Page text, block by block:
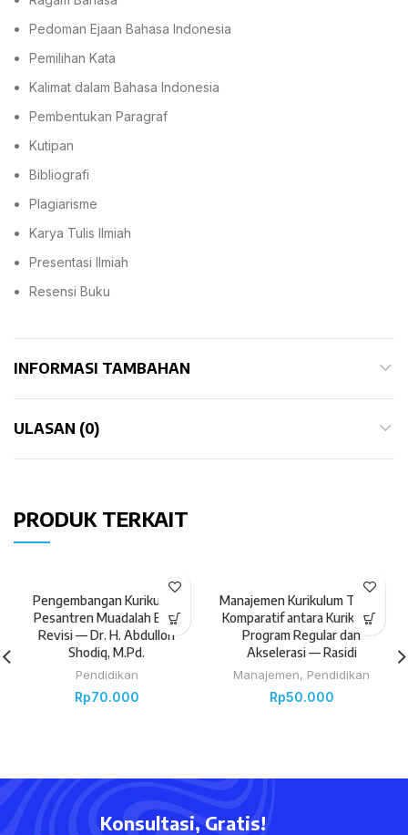
Pedoman Ejaan Bahasa Indonesia
Pemilihan Kata
Kalimat dalam Bahasa Indonesia
Pembentukan Paragraf
Kutipan
Bibliografi
Plagiarisme
Karya Tulis Ilmiah
Presentasi Ilmiah
Resensi Buku
INFORMASI TAMBAHAN
ULASAN (0)
PRODUK TERKAIT
Pengembangan Kurikulum
Pesantren Muadalah Edisi
Revisi — Dr. H. Abdulloh
Shodiq, M.Pd.
Pendidikan
Rp70.000
Manajemen Kurikulum Telaah
Komparatif antara Kurikulum
Program Regular dan
Akselerasi — Rasidi
Manajemen, Pendidikan
Rp50.000
Konsultasi, Gratis!